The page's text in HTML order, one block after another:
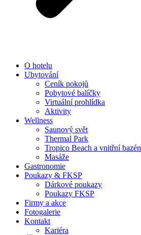
O hotelu
Ubytování
Ceník pokojů
Pobytové balíčky
Virtuální prohlídka
Aktivity
Wellness
Saunový svět
Thermal Park
Tropico Beach a vnitřní bazén
Masáže
Gastronomie
Poukazy & FKSP
Dárkové poukazy
Poukazy FKSP
Firmy a akce
Fotogalerie
Kontakt
Kariéra